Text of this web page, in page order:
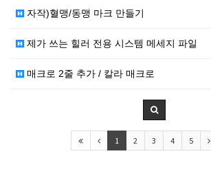
자작)혈맹/동맹 마크 만들기
제가 쓰는 힐러 전용 시스템 메세지 파일
매크로 2줄 추가 / 칼라 매크로
1 2 3 4 5